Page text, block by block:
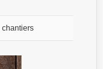
chantiers